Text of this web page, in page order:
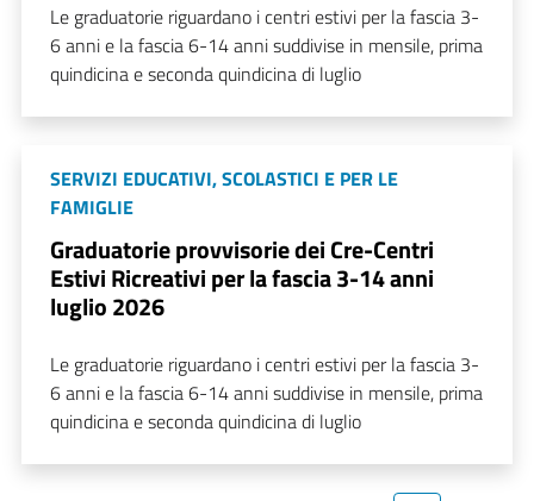
Le graduatorie riguardano i centri estivi per la fascia 3-
6 anni e la fascia 6-14 anni suddivise in mensile, prima
quindicina e seconda quindicina di luglio
SERVIZI EDUCATIVI, SCOLASTICI E PER LE
FAMIGLIE
Graduatorie provvisorie dei Cre-Centri
Estivi Ricreativi per la fascia 3-14 anni
luglio 2026
Le graduatorie riguardano i centri estivi per la fascia 3-
6 anni e la fascia 6-14 anni suddivise in mensile, prima
quindicina e seconda quindicina di luglio